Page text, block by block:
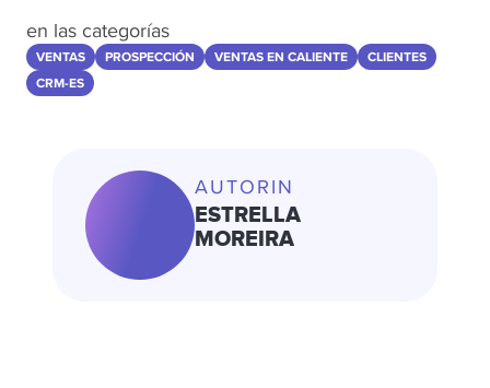
en las categorías
VENTAS PROSPECCIÓN VENTAS EN CALIENTE
CLIENTES
CRM-ES
AUTORIN
ESTRELLA
MOREIRA